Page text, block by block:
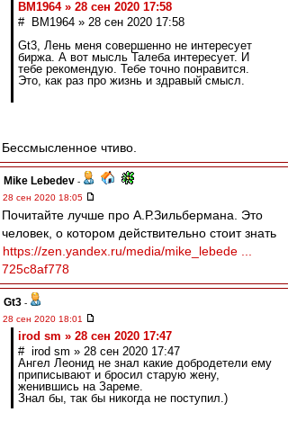
BM1964 » 28 сен 2020 17:58
# BM1964 » 28 сен 2020 17:58
Gt3, Лень меня совершенно не интересует
биржа. А вот мысль Талеба интересует. И
тебе рекомендую. Тебе точно понравится.
Это, как раз про жизнь и здравый смысл.
Бессмысленное чтиво.
Mike Lebedev -
28 сен 2020 18:05
Почитайте лучше про А.Р.Зильбермана. Это
человек, о котором действительно стоит знать
https://zen.yandex.ru/media/mike_lebede ...
725c8af778
Gt3 -
28 сен 2020 18:01
irod sm » 28 сен 2020 17:47
# irod sm » 28 сен 2020 17:47
Ангел Леонид не знал какие добродетели ему
приписывают и бросил старую жену,
женившись на Зареме.
Знал бы, так бы никогда не поступил.)